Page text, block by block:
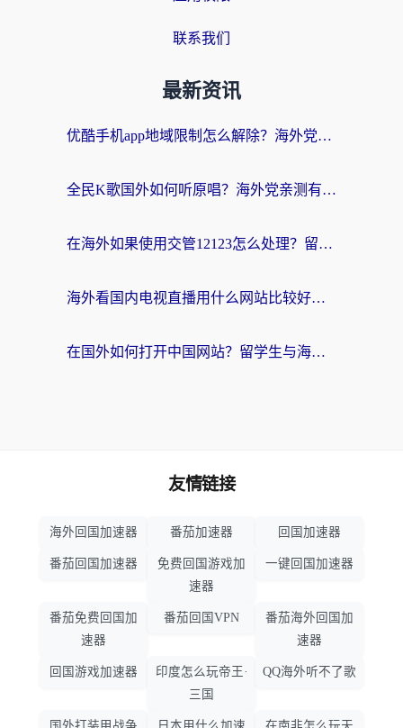
联系我们
最新资讯
优酷手机app地域限制怎么解除？海外党亲测有效的追剧方案
全民K歌国外如何听原唱？海外党亲测有效的回国加速器选择指南
在海外如果使用交管12123怎么处理？留学生亲测有效的回国加速方案
海外看国内电视直播用什么网站比较好？一篇解决你所有追剧难题的实用指南
在国外如何打开中国网站？留学生与海外华人的无缝访问指南
友情链接
海外回国加速器 番茄加速器 回国加速器
番茄回国加速器
免费回国游戏加
速器
一键回国加速器
番茄免费回国加
速器
番茄回国VPN
番茄海外回国加
速器
回国游戏加速器
印度怎么玩帝王·
三国
QQ海外听不了歌